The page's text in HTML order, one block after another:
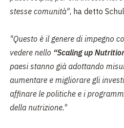
stesse comunità", ha detto
"Questo è il genere di impegno
vedere nello “Scaling up
paesi stanno già adottando
aumentare e migliorare gli
affinare le politiche e i
della nutrizione."